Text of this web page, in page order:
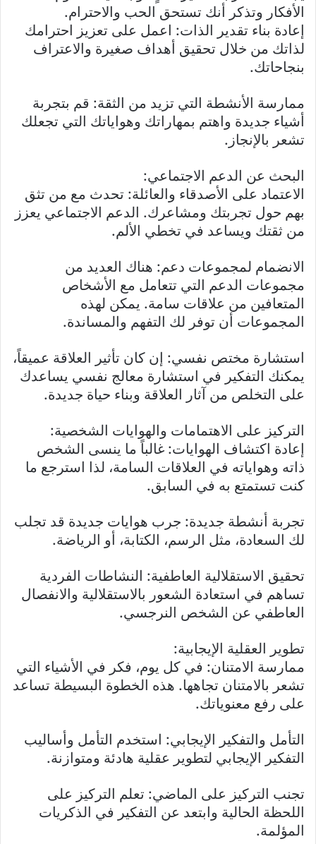
الأفكار وتذكر أنك تستحق الحب والاحترام.
إعادة بناء تقدير الذات: اعمل على تعزيز احترامك
لذاتك من خلال تحقيق أهداف صغيرة والاعتراف
بنجاحاتك.
ممارسة الأنشطة التي تزيد من الثقة: قم بتجربة
أشياء جديدة واهتم بمهاراتك وهواياتك التي تجعلك
تشعر بالإنجاز.
البحث عن الدعم الاجتماعي:
الاعتماد على الأصدقاء والعائلة: تحدث مع من تثق
بهم حول تجربتك ومشاعرك. الدعم الاجتماعي يعزز
من ثقتك ويساعد في تخطي الألم.
الانضمام لمجموعات دعم: هناك العديد من
مجموعات الدعم التي تتعامل مع الأشخاص
المتعافين من علاقات سامة. يمكن لهذه
المجموعات أن توفر لك التفهم والمساندة.
استشارة مختص نفسي: إن كان تأثير العلاقة عميقاً،
يمكنك التفكير في استشارة معالج نفسي يساعدك
على التخلص من آثار العلاقة وبناء حياة جديدة.
التركيز على الاهتمامات والهوايات الشخصية:
إعادة اكتشاف الهوايات: غالباً ما ينسى الشخص
ذاته وهواياته في العلاقات السامة، لذا استرجع ما
كنت تستمتع به في السابق.
تجربة أنشطة جديدة: جرب هوايات جديدة قد تجلب
لك السعادة، مثل الرسم، الكتابة، أو الرياضة.
تحقيق الاستقلالية العاطفية: النشاطات الفردية
تساهم في استعادة الشعور بالاستقلالية والانفصال
العاطفي عن الشخص النرجسي.
تطوير العقلية الإيجابية:
ممارسة الامتنان: في كل يوم، فكر في الأشياء التي
تشعر بالامتنان تجاهها. هذه الخطوة البسيطة تساعد
على رفع معنوياتك.
التأمل والتفكير الإيجابي: استخدم التأمل وأساليب
التفكير الإيجابي لتطوير عقلية هادئة ومتوازنة.
تجنب التركيز على الماضي: تعلم التركيز على
اللحظة الحالية وابتعد عن التفكير في الذكريات
المؤلمة.